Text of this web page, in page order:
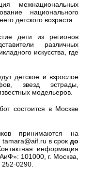
межнациональных
национального
детского возраста.
дети из регионов
различных
искусства, где
детское и взрослое
звезд эстрады,
модельеров.
состоится в Москве
принимаются на
в срок до
информация
101000, г. Москва,
0290.